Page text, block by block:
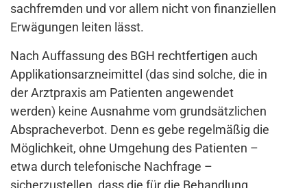
sachfremden und vor allem nicht von finanziellen
Erwägungen leiten lässt.
Nach Auffassung des BGH rechtfertigen auch
Applikationsarzneimittel (das sind solche, die in
der Arztpraxis am Patienten angewendet
werden) keine Ausnahme vom grundsätzlichen
Abspracheverbot. Denn es gebe regelmäßig die
Möglichkeit, ohne Umgehung des Patienten –
etwa durch telefonische Nachfrage –
sicherzustellen, dass die für die Behandlung